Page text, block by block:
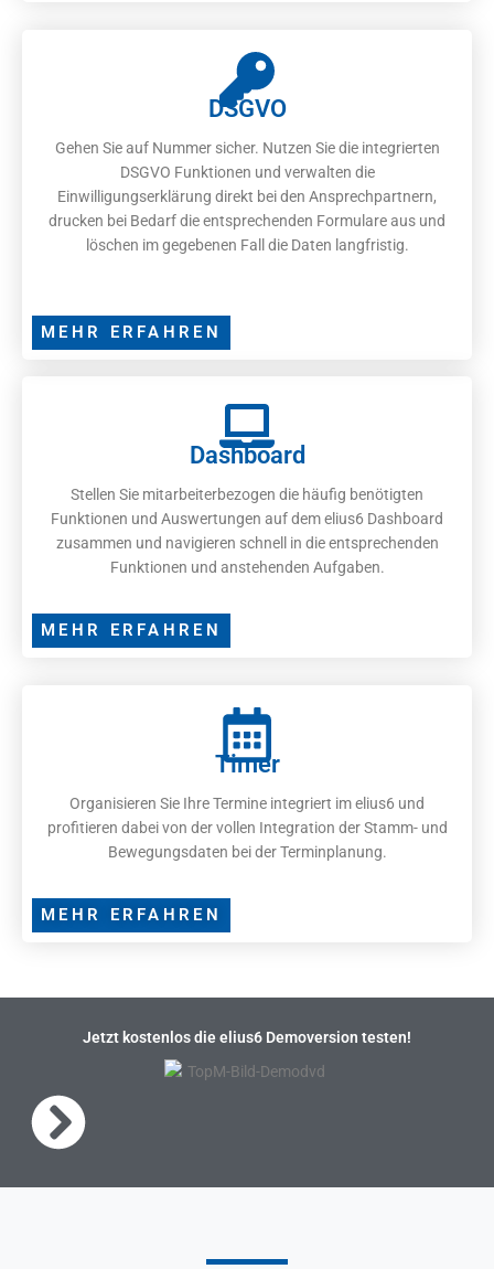
DSGVO
Gehen Sie auf Nummer sicher. Nutzen Sie die integrierten
DSGVO Funktionen und verwalten die
Einwilligungserklärung direkt bei den Ansprechpartnern,
drucken bei Bedarf die entsprechenden Formulare aus und
löschen im gegebenen Fall die Daten langfristig.
MEHR ERFAHREN
Dashboard
Stellen Sie mitarbeiterbezogen die häufig benötigten
Funktionen und Auswertungen auf dem elius6 Dashboard
zusammen und navigieren schnell in die entsprechenden
Funktionen und anstehenden Aufgaben.
MEHR ERFAHREN
Timer
Organisieren Sie Ihre Termine integriert im elius6 und
profitieren dabei von der vollen Integration der Stamm- und
Bewegungsdaten bei der Terminplanung.
MEHR ERFAHREN
Jetzt kostenlos die elius6 Demoversion testen!